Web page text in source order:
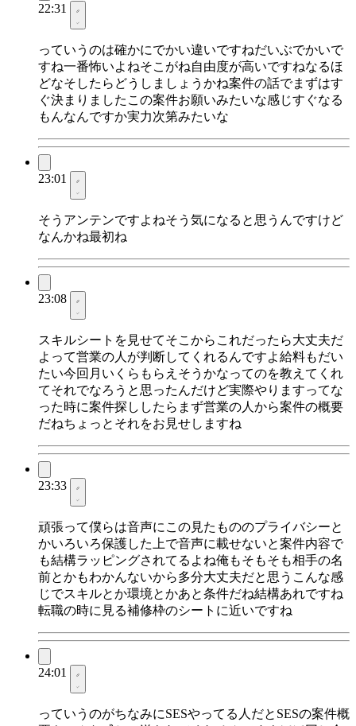
22:31
っていうのは確かにでかい違いですねだいぶでかいで
すね一番怖いよねそこがね自由度が高いですねなるほ
どなそしたらどうしましょうかね案件の話でまずはす
ぐ決まりましたこの案件お願いみたいな感じすぐなる
もんなんですか実力次第みたいな
23:01
そうアンテンですよねそう気になると思うんですけど
なんかね最初ね
23:08
スキルシートを見せてそこからこれだったら大丈夫だ
よって営業の人が判断してくれるんですよ給料もだい
たい今回月いくらもらえそうかなってのを教えてくれ
てそれでなろうと思ったんだけど実際やりますってな
った時に案件探ししたらまず営業の人から案件の概要
だねちょっとそれをお見せしますね
23:33
頑張って僕らは音声にこの見たもののプライバシーと
かいろいろ保護した上で音声に載せないと案件内容で
も結構ラッピングされてるよね俺もそもそも相手の名
前とかもわかんないから多分大丈夫だと思うこんな感
じでスキルとか環境とかあと条件だね結構あれですね
転職の時に見る補修枠のシートに近いですね
24:01
っていうのがちなみにSESやってる人だとSESの案件概